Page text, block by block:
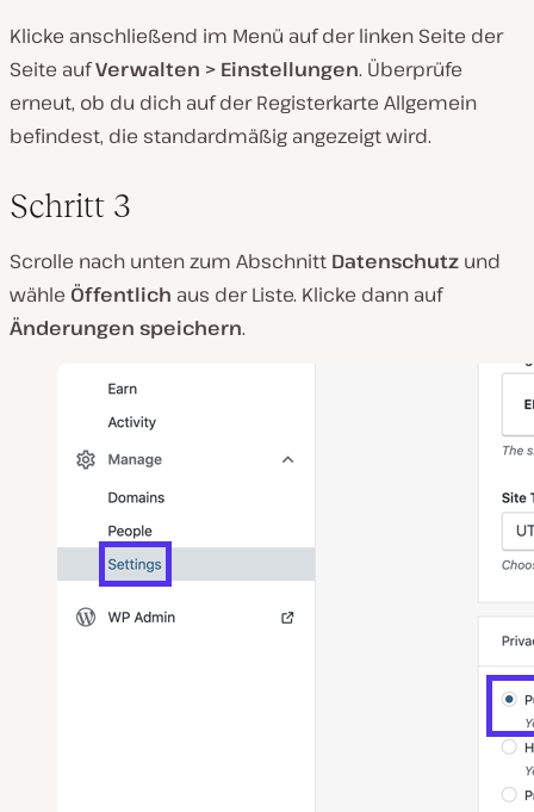
Klicke anschließend im Menü auf der linken Seite der
Seite aufVerwalten > Einstellungen. Überprüfe
erneut, ob du dich auf der Registerkarte Allgemein
befindest, die standardmäßig angezeigt wird.
Schritt 3
Scrolle nach unten zum Abschnitt Datenschutz und
wähle Öffentlich aus der Liste. Klicke dann auf
Änderungen speichern.